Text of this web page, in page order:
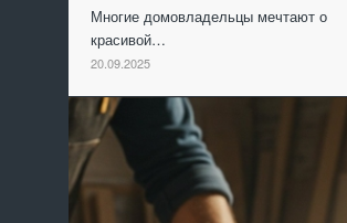
Многие домовладельцы мечтают о
красивой…
20.09.2025